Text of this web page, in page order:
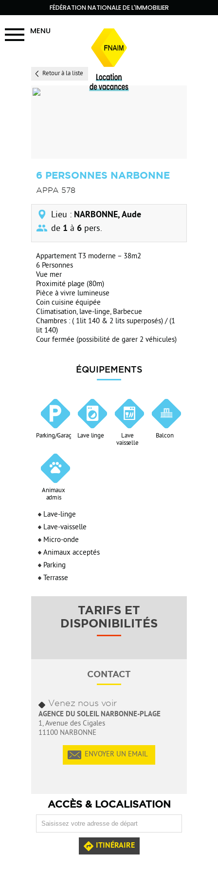
FÉDÉRATION NATIONALE DE L'IMMOBILIER
MENU
Retour à la liste
6 PERSONNES NARBONNE
APPA 578
Lieu : NARBONNE, Aude
de 1 à 6 pers.
Appartement T3 moderne – 38m2
6 Personnes
Vue mer
Proximité plage (80m)
Pièce à vivre lumineuse
Coin cuisine équipée
Climatisation, lave-linge, Barbecue
Chambres : ( 1lit 140 & 2 lits superposés) / (1
lit 140)
Cour fermée (possibilité de garer 2 véhicules)
ÉQUIPEMENTS
Parking/Garage Lave linge
Lave
vaisselle
Balcon
Animaux
admis
Lave-linge
Lave-vaisselle
Micro-onde
Animaux acceptés
Parking
Terrasse
TARIFS ET
DISPONIBILITÉS
CONTACT
Venez nous voir
AGENCE DU SOLEIL NARBONNE-PLAGE
1, Avenue des Cigales
11100 NARBONNE
ENVOYER UN EMAIL
ACCÈS & LOCALISATION